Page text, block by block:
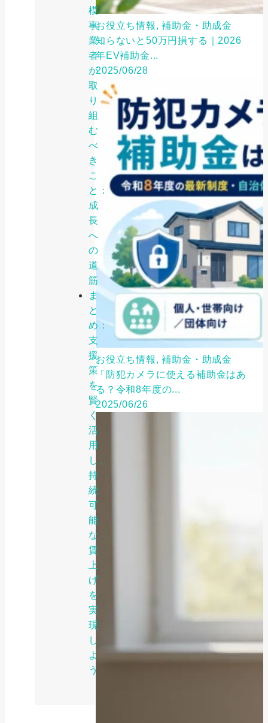
模
事
業
者
が
取
り
組
む
べ
き
こ
と：
成
長
へ
の
道
筋
ま
と
め：
支
援
策
を
賢
く
活
用
し、
持
続
可
能
な
賃
上
げ
を
実
現
し
よ
う
お役立ち情報, 補助金・助成金
知らないと50万円損する｜2026
年EV補助金...
2025/06/28
お役立ち情報, 補助金・助成金
「防犯カメラに使える補助金はあ
る？令和8年度の...
2025/06/26